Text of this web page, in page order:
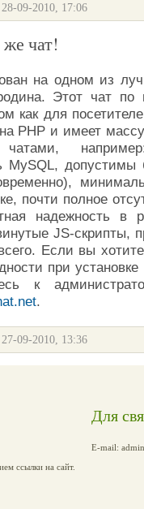
09-2010, 17:06
чат!
на одном из
. Этот чат по
как для
PHP и имеет
чатами,
MySQL,
почти полное
надежность в
JS-скрипты,
Если вы
при
к
.
09-2010, 13:36
ссылки на сайт.
Для
E-mail: